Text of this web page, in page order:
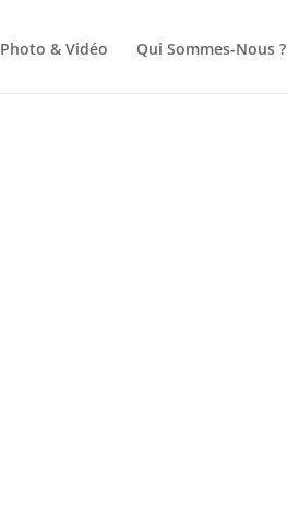
Photo & Vidéo Qui Sommes-Nous ?